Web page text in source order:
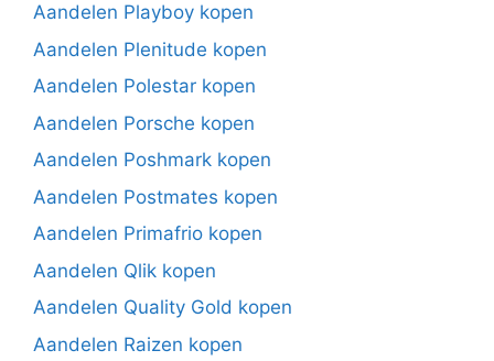
Aandelen Playboy kopen
Aandelen Plenitude kopen
Aandelen Polestar kopen
Aandelen Porsche kopen
Aandelen Poshmark kopen
Aandelen Postmates kopen
Aandelen Primafrio kopen
Aandelen Qlik kopen
Aandelen Quality Gold kopen
Aandelen Raizen kopen